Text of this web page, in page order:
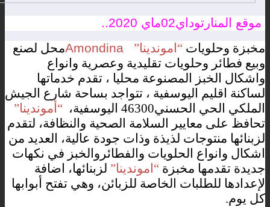
موقع المنارتوداي02ماي 2020..
مخبزة وحلويات “اموندينا”
Amondinaمحل لصنع
وبيع فطائر وحلويات تقليدية وعصرية وانواع
واشكال الخبز المصنوعة محليا ، تقدم خدماتها
لساكنة اقليم اليوسفية ، تتواجد بساحة شارع الجيش
الملكي الحي الحسني46300 اليوسفية، “أموندينا”
تحافظ على معايير السلامة الصحية والنظافة، لتقدم
لزبنائها منتوجات لذيذة وذات جودة عالية، العديد من
اشكال وانواع الحلويات والفطائروالخبز في نكهات
جديدة تقدمها مخبزة “اموندينا” لزبنائها، اضافة
لإعدادها للطلبات الخاصة للزبائن، وهي تفتح أبوابها
كل يوم.